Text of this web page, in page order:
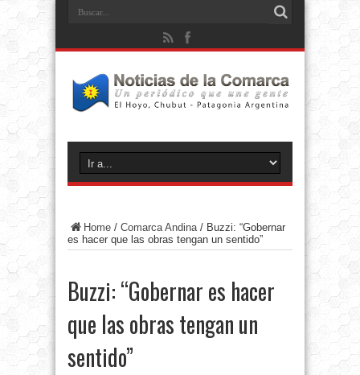
Home / Comarca Andina/ Buzzi: “Gobernar
es hacer que las obras tengan un sentido”
Buzzi: “Gobernar es hacer
que las obras tengan un
sentido”